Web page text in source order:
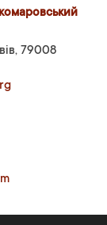
79008